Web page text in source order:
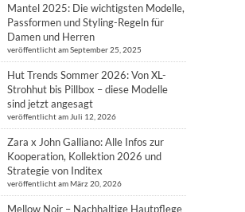
Mantel 2025: Die wichtigsten Modelle,
Passformen und Styling-Regeln für
Damen und Herren
veröffentlicht am September 25, 2025
Hut Trends Sommer 2026: Von XL-
Strohhut bis Pillbox – diese Modelle
sind jetzt angesagt
veröffentlicht am Juli 12, 2026
Zara x John Galliano: Alle Infos zur
Kooperation, Kollektion 2026 und
Strategie von Inditex
veröffentlicht am März 20, 2026
Mellow Noir – Nachhaltige Hautpflege